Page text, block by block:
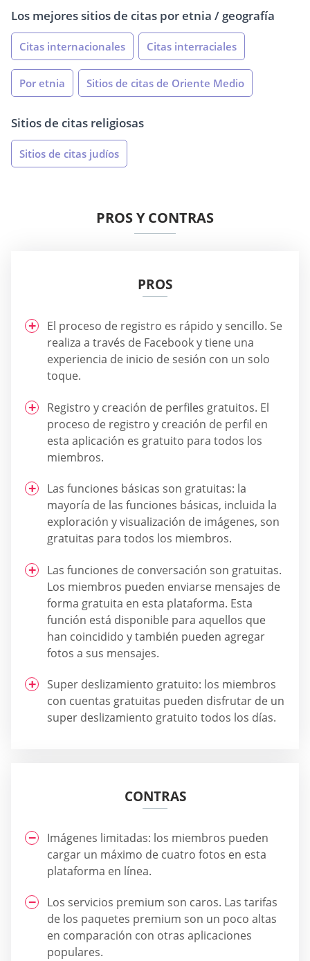
Los mejores sitios de citas por etnia / geografía
Citas internacionales Citas interraciales
Por etnia Sitios de citas de Oriente Medio
Sitios de citas religiosas
Sitios de citas judíos
PROS Y CONTRAS
PROS
El proceso de registro es rápido y sencillo. Se
realiza a través de Facebook y tiene una
experiencia de inicio de sesión con un solo
toque.
Registro y creación de perfiles gratuitos. El
proceso de registro y creación de perfil en
esta aplicación es gratuito para todos los
miembros.
Las funciones básicas son gratuitas: la
mayoría de las funciones básicas, incluida la
exploración y visualización de imágenes, son
gratuitas para todos los miembros.
Las funciones de conversación son gratuitas.
Los miembros pueden enviarse mensajes de
forma gratuita en esta plataforma. Esta
función está disponible para aquellos que
han coincidido y también pueden agregar
fotos a sus mensajes.
Super deslizamiento gratuito: los miembros
con cuentas gratuitas pueden disfrutar de un
super deslizamiento gratuito todos los días.
CONTRAS
Imágenes limitadas: los miembros pueden
cargar un máximo de cuatro fotos en esta
plataforma en línea.
Los servicios premium son caros. Las tarifas
de los paquetes premium son un poco altas
en comparación con otras aplicaciones
populares.